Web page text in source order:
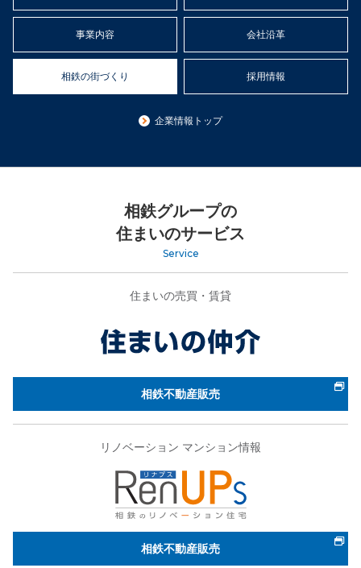
企業情報トップ
事業内容 会社沿革
相鉄の街づくり 採用情報
相鉄グループの
住まいのサービス
Service
住まいの売買・賃貸
相鉄不動産販売
リノベーション マンション情報
相鉄不動産販売